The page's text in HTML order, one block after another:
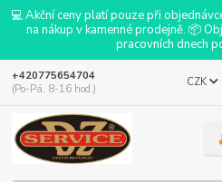
💻 Akční ceny platí pouze při
na nákup v kamenné prodejně. 📦
pracovních dnech
CZK
+420775654704
(Po-Pá, 8-16 hod.)